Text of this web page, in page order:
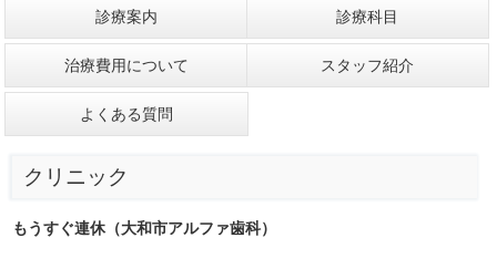
診療案内 診療科目
治療費用について スタッフ紹介
よくある質問
クリニック
もうすぐ連休（大和市アルファ歯科）